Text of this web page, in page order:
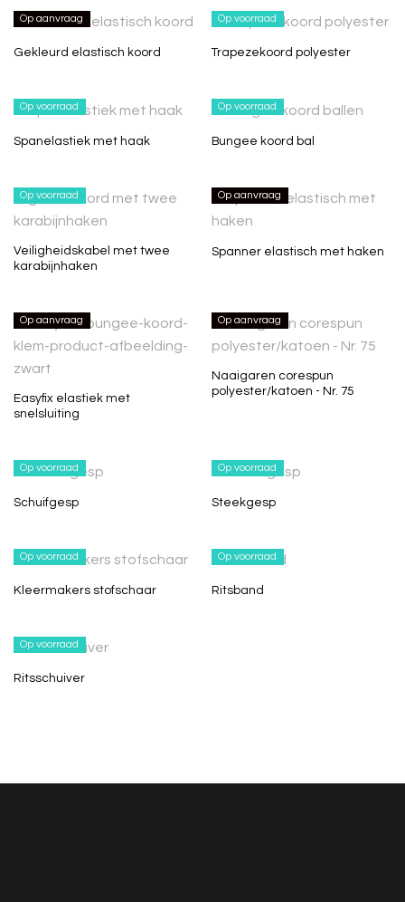
Op aanvraag
Gekleurd elastisch koord
Op voorraad
Trapezekoord polyester
Op voorraad
Spanelastiek met haak
Op voorraad
Bungee koord bal
Op voorraad
Veiligheidskabel met twee
karabijnhaken
Op aanvraag
Spanner elastisch met haken
Op aanvraag
Easyfix elastiek met
snelsluiting
Op aanvraag
Naaigaren corespun
polyester/katoen - Nr. 75
Op voorraad
Schuifgesp
Op voorraad
Steekgesp
Op voorraad
Kleermakers stofschaar
Op voorraad
Ritsband
Op voorraad
Ritsschuiver